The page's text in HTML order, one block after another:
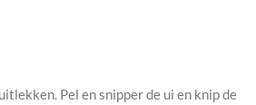
Pel en snipper de ui en knip de